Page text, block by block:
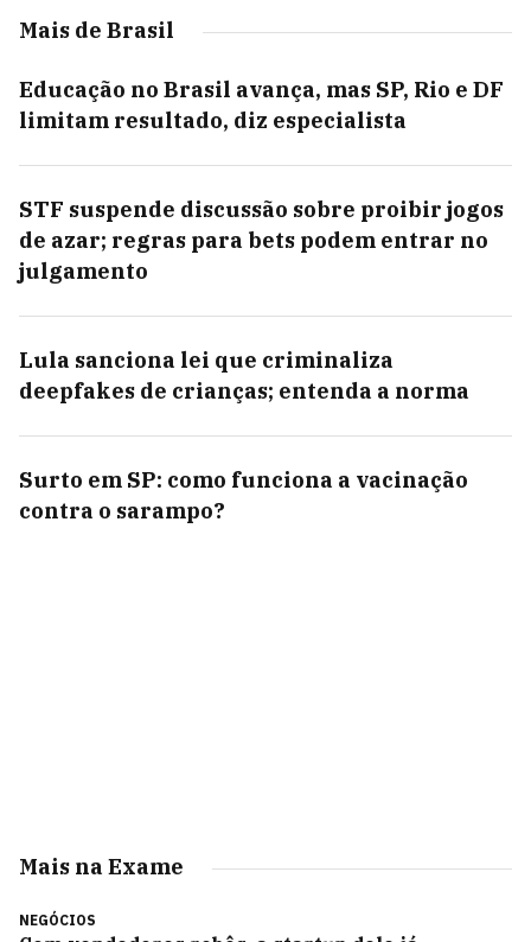
Mais de Brasil
Educação no Brasil avança, mas SP, Rio e DF
limitam resultado, diz especialista
STF suspende discussão sobre proibir jogos
de azar; regras para bets podem entrar no
julgamento
Lula sanciona lei que criminaliza
deepfakes de crianças; entenda a norma
Surto em SP: como funciona a vacinação
contra o sarampo?
Mais na Exame
NEGÓCIOS